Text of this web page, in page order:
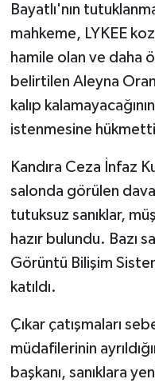
Bayatlı'nın
mahkeme, LYKEE
hamile olan ve daha
belirtilen Aleyna
kalıp
istenmesine
Kandıra Ceza İnfaz
salonda görülen
tutuksuz sanıklar,
hazır bulundu. Bazı
Görüntü Bilişim
katıldı.
Çıkar çatışmaları
müdafilerinin
başkanı, sanıklara